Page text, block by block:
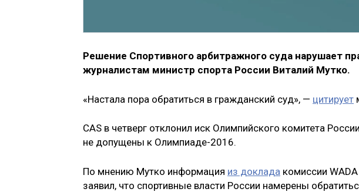
Решение Спортивного арбитражного суда нарушает
журналистам министр спорта России Виталий Мутко.
«Настала пора обратиться в гражданский суд», — цитирует
CAS в четверг отклонил иск Олимпийского комитета
не допущены к Олимпиаде-2016.
По мнению Мутко информация из доклада комиссии
заявил, что спортивные власти России намерены